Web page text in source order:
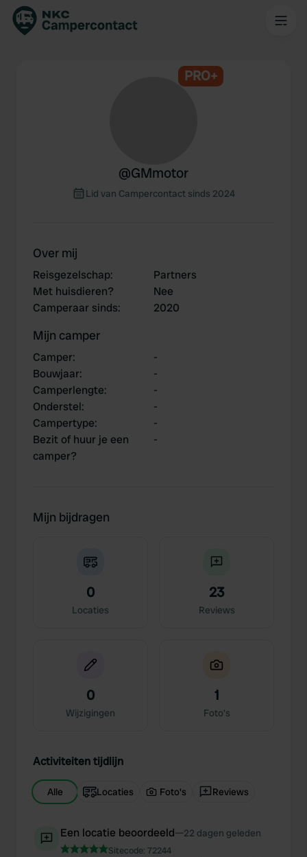
PRO+
@GMmotor
Lid van Campercontact sinds 2024
Over mij
Reisgezelschap:
Partners
Met huisdieren?
Nee
Camperaar sinds: 2020
Mijn camper
Camper:
-
Bouwjaar:
-
Camperlengte:
-
Onderstel:
-
Campertype:
-
Bezit of huur je een
camper?
-
Mijn bijdragen
0
Locaties
23
Reviews
0
Wijzigingen
1
Foto's
Activiteiten tijdlijn
Alle Locaties Foto's Reviews
Een locatie beoordeeld—22 dagen geleden
Sitecode: 72244